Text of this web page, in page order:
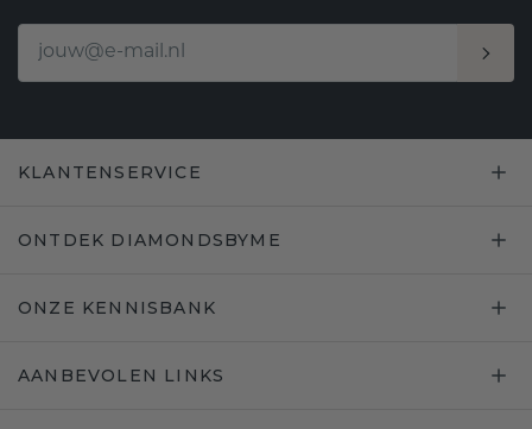
KLANTENSERVICE
ONTDEK DIAMONDSBYME
ONZE KENNISBANK
AANBEVOLEN LINKS